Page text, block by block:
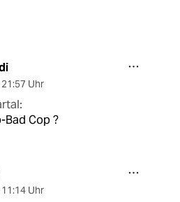
21:57 Uhr
Bad Cop ?
11:14 Uhr